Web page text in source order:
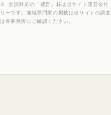
※ 全国対応の「運営」枠は当サイト運営会
リーです。地域専門家の掲載は当サイトの調
は各事務所にご確認ください。